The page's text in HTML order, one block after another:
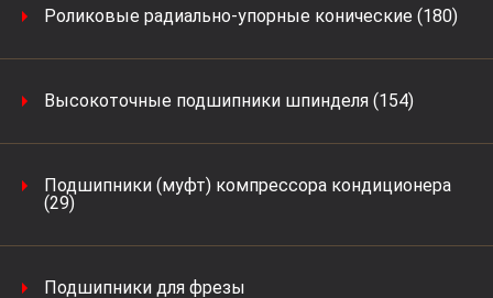
Роликовые радиально-упорные конические (180)
Высокоточные подшипники шпинделя (154)
Подшипники (муфт) компрессора кондиционера
(29)
Подшипники для фрезы